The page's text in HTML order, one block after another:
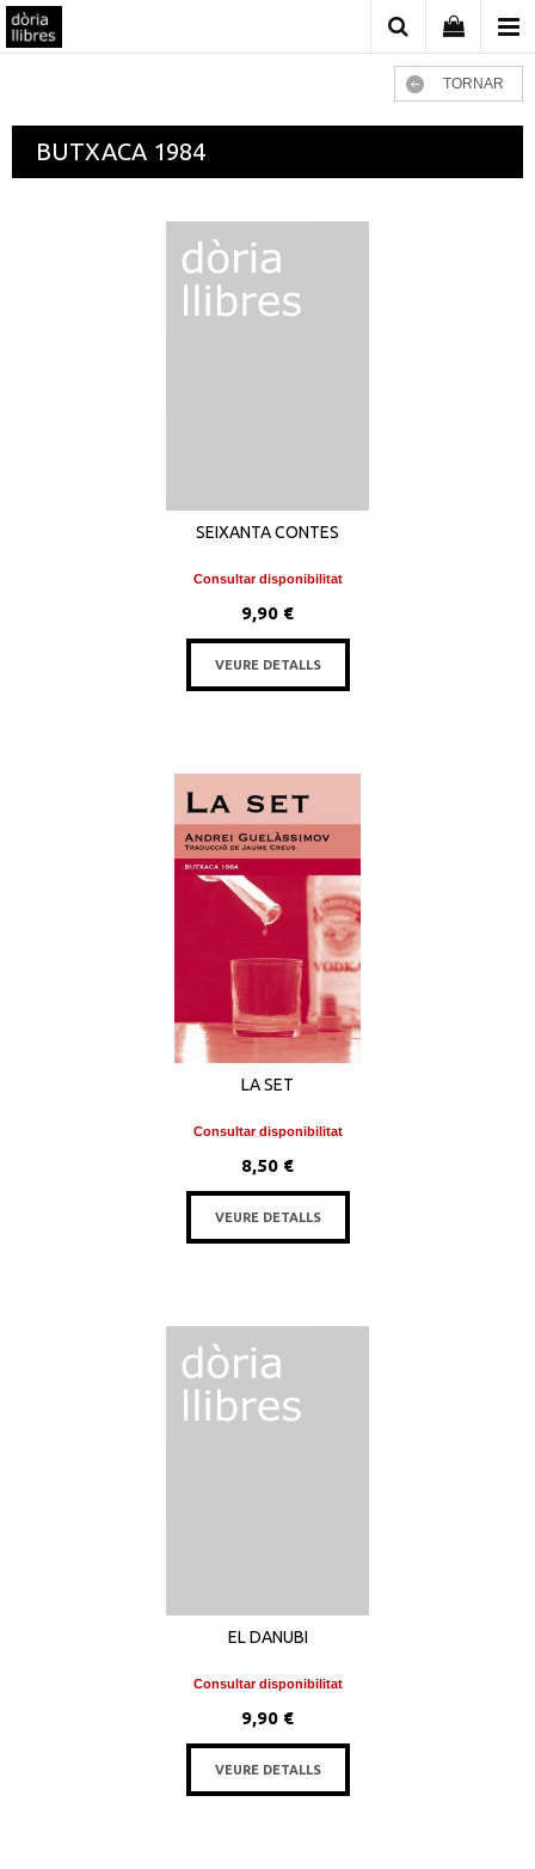
TORNAR
BUTXACA 1984
SEIXANTA CONTES
Consultar disponibilitat
9,90 €
VEURE DETALLS
LA SET
Consultar disponibilitat
8,50 €
VEURE DETALLS
EL DANUBI
Consultar disponibilitat
9,90 €
VEURE DETALLS